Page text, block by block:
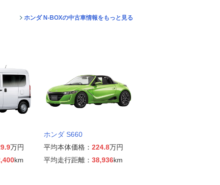
ホンダ N-BOXの中古車情報をもっと見る
万円
km
ホンダ S660
平均本体価格： 224.8万円
平均走行距離： 38,936km